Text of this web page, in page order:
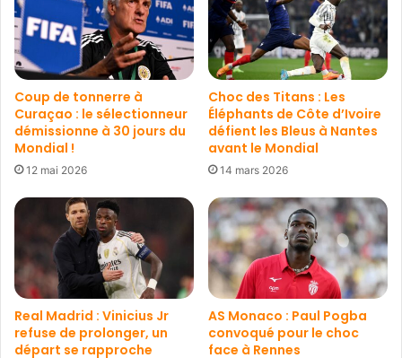
Coup de tonnerre à
Curaçao : le sélectionneur
démissionne à 30 jours du
Mondial !
12 mai 2026
Choc des Titans : Les
Éléphants de Côte d’Ivoire
défient les Bleus à Nantes
avant le Mondial
14 mars 2026
Real Madrid : Vinicius Jr
refuse de prolonger, un
départ se rapproche
AS Monaco : Paul Pogba
convoqué pour le choc
face à Rennes